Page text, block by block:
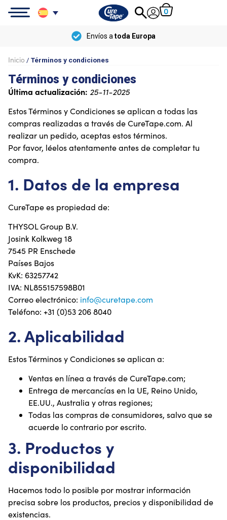
0
Envío
Inicio / Términos y condiciones
Términos y condiciones
Última actualización: 25-11-2025
Estos Términos y Condiciones se aplican a todas las
compras realizadas a través de CureTape.com. Al
realizar un pedido, aceptas estos términos.
Por favor, léelos atentamente antes de completar tu
compra.
1. Datos de la empresa
CureTape es propiedad de:
THYSOL Group B.V.
Josink Kolkweg 18
7545 PR Enschede
Países Bajos
KvK: 63257742
IVA: NL855157598B01
Correo electrónico: info@curetape.com
Teléfono: +31 (0)53 206 8040
2. Aplicabilidad
Estos Términos y Condiciones se aplican a:
Ventas en línea a través de CureTape.com;
Entrega de mercancías en la UE, Reino Unido,
EE.UU., Australia y otras regiones;
Todas las compras de consumidores, salvo que se
acuerde lo contrario por escrito.
3. Productos y
disponibilidad
Hacemos todo lo posible por mostrar información
precisa sobre los productos, precios y disponibilidad de
existencias.